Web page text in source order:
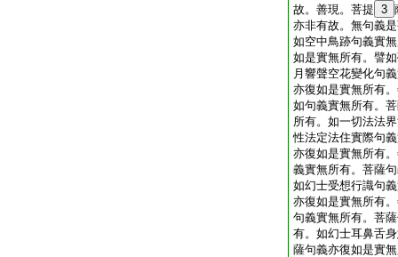
故。善現。菩提 3
亦非有故。無句義
如空中鳥跡句義實
如是實無所有。譬
月響聲空花變化句
亦復如是實無所有
如句義實無所有。
所有。如一切法法
性法定法住實際句
亦復如是實無所有
義實無所有。菩薩
如幻士受想行識句
亦復如是實無所有
句義實無所有。菩
有。如幻士耳鼻舌
薩句義亦復如是實